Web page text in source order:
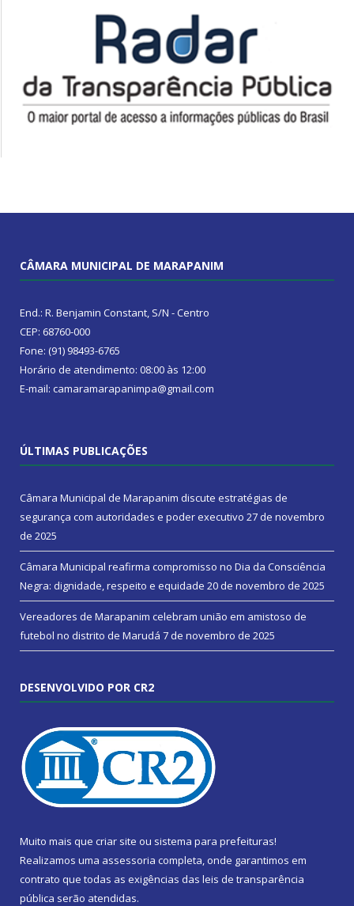
CÂMARA MUNICIPAL DE MARAPANIM
End.: R. Benjamin Constant, S/N - Centro
CEP: 68760-000
Fone: (91) 98493-6765
Horário de atendimento: 08:00 às 12:00
E-mail: camaramarapanimpa@gmail.com
ÚLTIMAS PUBLICAÇÕES
Câmara Municipal de Marapanim discute estratégias de
segurança com autoridades e poder executivo 27 de novembro
de 2025
Câmara Municipal reafirma compromisso no Dia da Consciência
Negra: dignidade, respeito e equidade 20 de novembro de 2025
Vereadores de Marapanim celebram união em amistoso de
futebol no distrito de Marudá 7 de novembro de 2025
DESENVOLVIDO POR CR2
Muito mais que criar site ou sistema para prefeituras!
Realizamos uma assessoria completa, onde garantimos em
contrato que todas as exigências das leis de transparência
pública serão atendidas.